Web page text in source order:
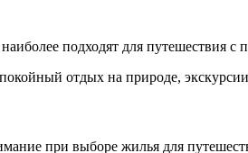
подходят для путешествия
отдых на природе,
при выборе жилья для